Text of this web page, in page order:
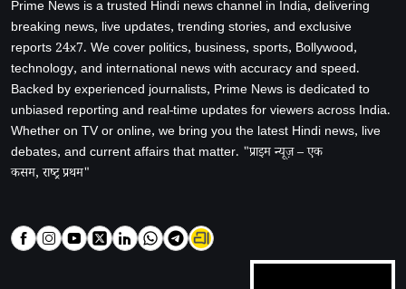
Prime News is a trusted Hindi news channel in India, delivering
breaking news, live updates, trending stories, and exclusive
reports 24x7. We cover politics, business, sports, Bollywood,
technology, and international news with accuracy and speed.
Backed by experienced journalists, Prime News is dedicated to
unbiased reporting and real-time updates for viewers across India.
Whether on TV or online, we bring you the latest Hindi news, live
debates, and current affairs that matter. "प्राइम न्यूज़ – एक
कसम, राष्ट्र प्रथम"